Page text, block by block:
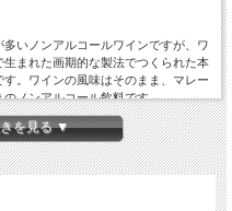
いノンアルコールワインですが、ワ
まれた画期的な製法でつくられた本
。ワインの風味はそのまま、マレー
ノンアルコール飲料です。
医院のお祝いにも使われています。
できるノンアルコールスパークリン
を見る ▼